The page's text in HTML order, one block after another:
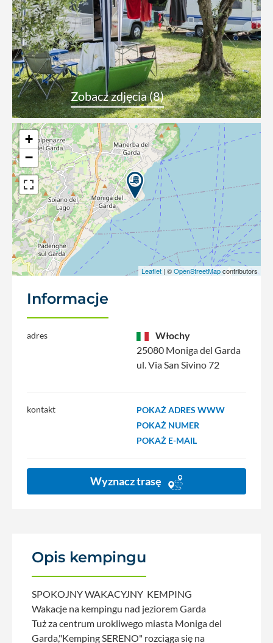
Zobacz zdjęcia (8)
+
−
Leaflet | ©OpenStreetMapcontributors
Informacje
adres
Włochy
25080 Moniga del Garda
ul. Via San Sivino 72
kontakt
POKAŻ ADRES WWW
POKAŻ NUMER
POKAŻ E-MAIL
Wyznacz trasę
Opis kempingu
SPOKOJNY WAKACYJNY KEMPING
Wakacje na kempingu nad jeziorem Garda
Tuż za centrum urokliwego miasta Moniga del
Garda,"Kemping SERENO" rozciąga się na